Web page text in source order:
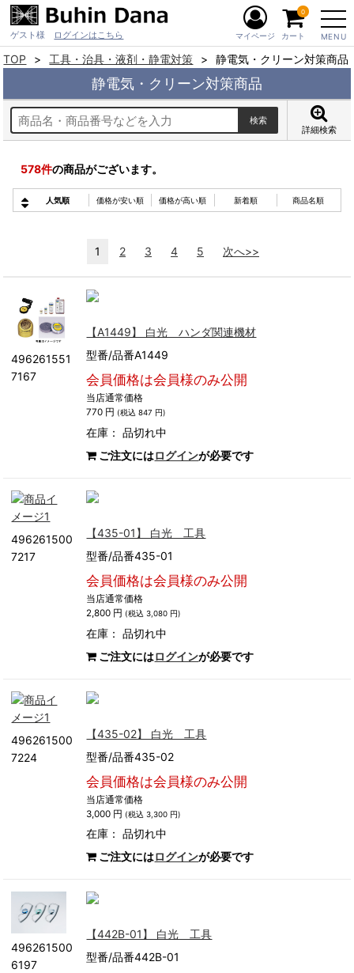
ゲスト様 ログインはこちら MENU
マイページ カート
0
TOP 工具・治具・液剤・静電対策 静電気・クリーン対策商品
静電気・クリーン対策商品
詳細検索
578件の商品がございます。
人気順 価格が安い順 価格が高い順 新着順 商品名順
1 2 3 4 5 次へ>>
496261551
7167
【A1449】 白光 ハンダ関連機材
型番/品番A1449
会員価格は会員様のみ公開
当店通常価格
770 円 (税込 847 円)
在庫：品切れ中
ご注文にはログインが必要です
496261500
7217
【435-01】 白光 工具
型番/品番435-01
会員価格は会員様のみ公開
当店通常価格
2,800 円 (税込 3,080 円)
在庫：品切れ中
ご注文にはログインが必要です
496261500
7224
【435-02】 白光 工具
型番/品番435-02
会員価格は会員様のみ公開
当店通常価格
3,000 円 (税込 3,300 円)
在庫：品切れ中
ご注文にはログインが必要です
496261500
6197
【442B-01】 白光 工具
型番/品番442B-01